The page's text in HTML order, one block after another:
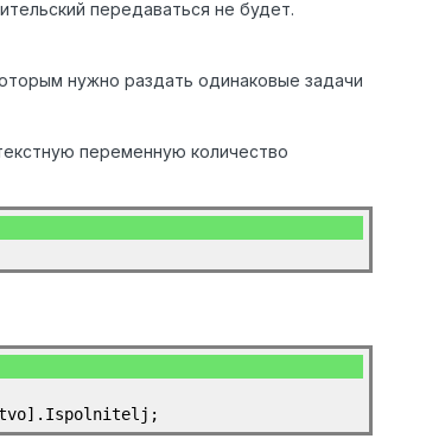
передаваться не будет.
нужно раздать одинаковые задачи
переменную количество